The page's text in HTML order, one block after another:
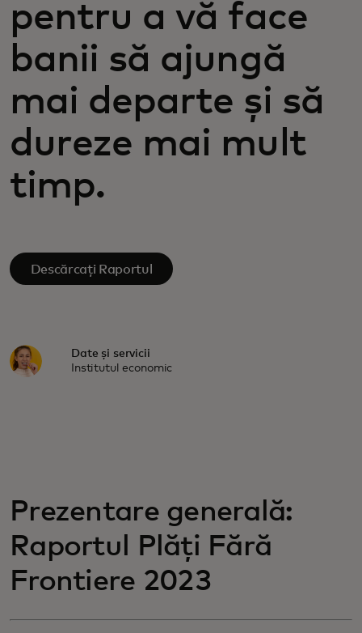
pentru a vă face
banii să ajungă
mai departe și să
dureze mai mult
timp.
Descărcați Raportul
Date și servicii
Institutul economic
Prezentare generală:
Raportul Plăți Fără
Frontiere 2023